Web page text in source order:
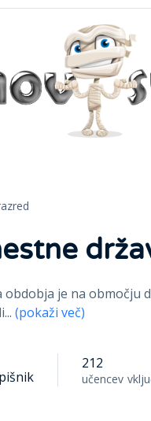
obdobja je na območju
... (pokaži več)
212
učencev